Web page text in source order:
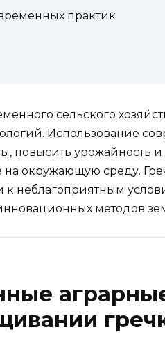
практик
сельского
Использование
повысить урожайность и
на окружающую среду.
к неблагоприятным
методов